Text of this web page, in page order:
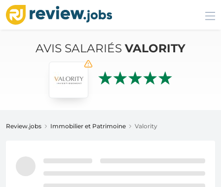
AVIS SALARIÉS VALORITY
Review.jobs Immobilier et Patrimoine Valority